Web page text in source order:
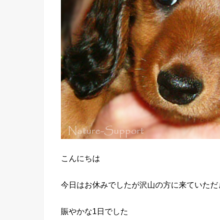
こんにちは
今日はお休みでしたが沢山の方に来ていただ
賑やかな1日でした